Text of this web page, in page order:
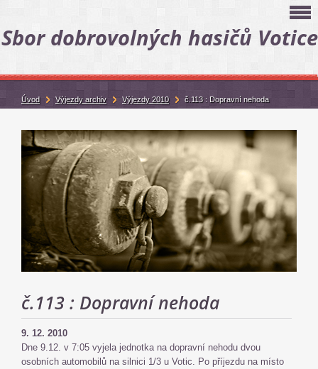
Sbor dobrovolných hasičů Votice
č.113 : Dopravní nehoda
9. 12. 2010
Dne 9.12. v 7:05 vyjela jednotka na dopravní nehodu dvou
osobních automobilů na silnici 1/3 u Votic. Po příjezdu na místo
Úvod Výjezdy archiv Výjezdy 2010 č.113 : Dopravní nehoda